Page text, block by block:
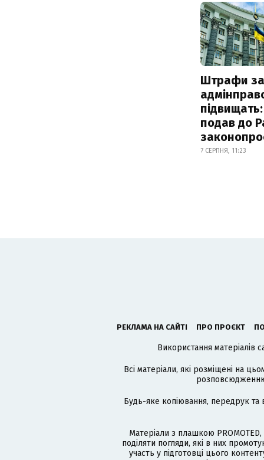
Штрафи за
подав до
7 СЕРПНЯ, 11:23
РЕКЛАМА НА САЙТІ ПРО ПРОЄКТ
Використання матеріалів
Всі матеріали, які розміщені на
розповсюдженню
Будь-яке копіювання, передрук та
Матеріали з плашкою
поділяти погляди, які в них
участь у підготовці цього